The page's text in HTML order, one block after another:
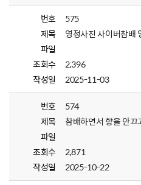
번호
575
제목
영정사진 사이버참배
파일
조회수
2,396
작성일
2025-11-03
번호
574
제목
참배하면서 향을 안끄
파일
조회수
2,871
작성일
2025-10-22